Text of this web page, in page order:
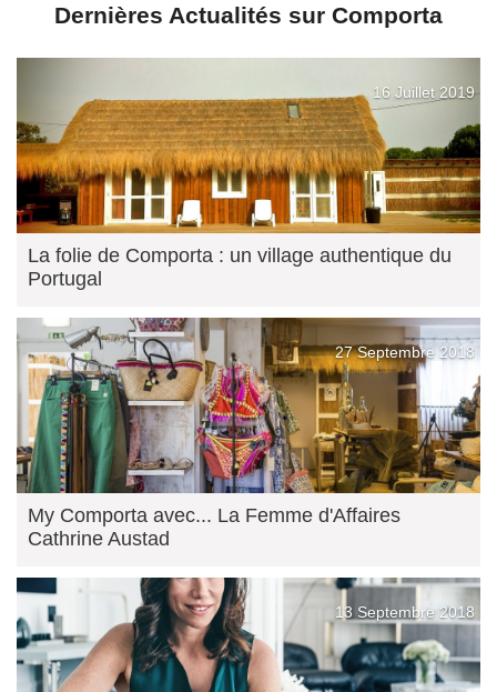
Dernières Actualités sur Comporta
16 Juillet 2019
La folie de Comporta : un village authentique du
Portugal
27 Septembre 2018
My Comporta avec... La Femme d'Affaires
Cathrine Austad
13 Septembre 2018